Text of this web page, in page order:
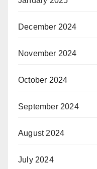
December 2024
November 2024
October 2024
September 2024
August 2024
July 2024